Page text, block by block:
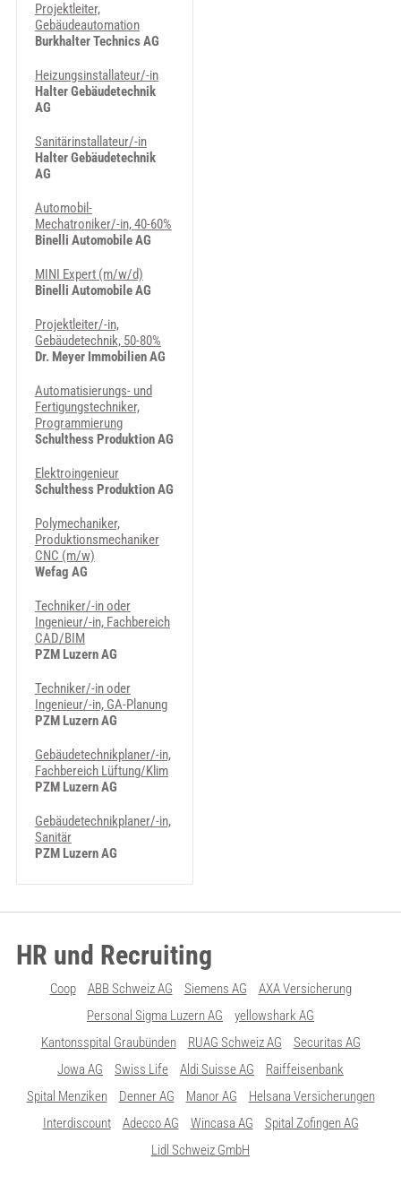
Projektleiter,
Gebäudeautomation
Burkhalter Technics AG
Heizungsinstallateur/-in
Halter Gebäudetechnik
AG
Sanitärinstallateur/-in
Halter Gebäudetechnik
AG
Automobil-
Mechatroniker/-in, 40-60%
Binelli Automobile AG
MINI Expert (m/w/d)
Binelli Automobile AG
Projektleiter/-in,
Gebäudetechnik, 50-80%
Dr. Meyer Immobilien AG
Automatisierungs- und
Fertigungstechniker,
Programmierung
Schulthess Produktion AG
Elektroingenieur
Schulthess Produktion AG
Polymechaniker,
Produktionsmechaniker
CNC (m/w)
Wefag AG
Techniker/-in oder
Ingenieur/-in, Fachbereich
CAD/BIM
PZM Luzern AG
Techniker/-in oder
Ingenieur/-in, GA-Planung
PZM Luzern AG
Gebäudetechnikplaner/-in,
Fachbereich Lüftung/Klim
PZM Luzern AG
Gebäudetechnikplaner/-in,
Sanitär
PZM Luzern AG
HR und Recruiting
Coop ABB Schweiz AG Siemens AG
AXA Versicherung
Personal Sigma Luzern AG
yellowshark AG
Kantonsspital Graubünden
RUAG Schweiz AG
Securitas AG
Jowa AG
Swiss Life Aldi Suisse AG
Raiffeisenbank
Spital Menziken
Denner AG Manor AG
Helsana Versicherungen
Interdiscount
Adecco AG Wincasa AG
Spital Zofingen AG
Lidl Schweiz GmbH